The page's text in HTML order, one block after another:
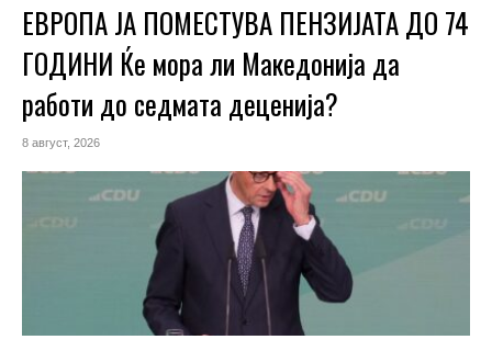
ЕВРОПА ЈА ПОМЕСТУВА ПЕНЗИЈАТА ДО 74
ГОДИНИ Ќе мора ли Македонија да
работи до седмата деценија?
8 август, 2026